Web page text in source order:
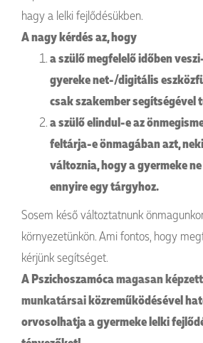
hagy a lelki fejlődésükben.
A nagy kérdés az, hogy
a szülő megfelelő időben
gyereke net-/digitális
csak szakember segítségével
a szülő elindul-e az
feltárja-e önmagában azt,
változnia, hogy a gyermeke
ennyire egy tárgyhoz.
Sosem késő változtatnunk
környezetünkön. Ami fontos, hogy
kérjünk segítséget.
A Pszichoszamócamagasan
munkatársaiközreműködésével
orvosolhatja a gyermeke lelki